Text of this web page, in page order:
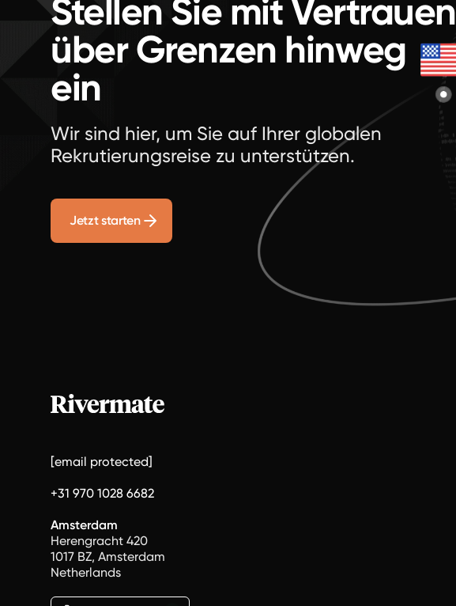
Stellen Sie mit Vertrauen
über Grenzen hinweg
ein
Wir sind hier, um Sie auf Ihrer globalen
Rekrutierungsreise zu unterstützen.
Jetzt starten
[email protected]
+31 970 1028 6682
Amsterdam
Herengracht 420
1017 BZ, Amsterdam
Netherlands